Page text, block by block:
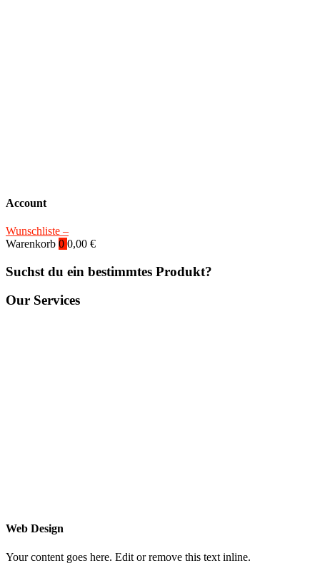
Account
Wunschliste –
Warenkorb 0 0,00 €
Suchst du ein bestimmtes Produkt?
Our Services
Web Design
Your content goes here. Edit or remove this text inline.